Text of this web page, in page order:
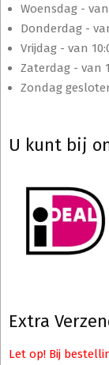
Woensdag -
Donderdag -
Vrijdag - van
Zaterdag - van
Zondag
U kunt bij
Extra
Let op! Bij